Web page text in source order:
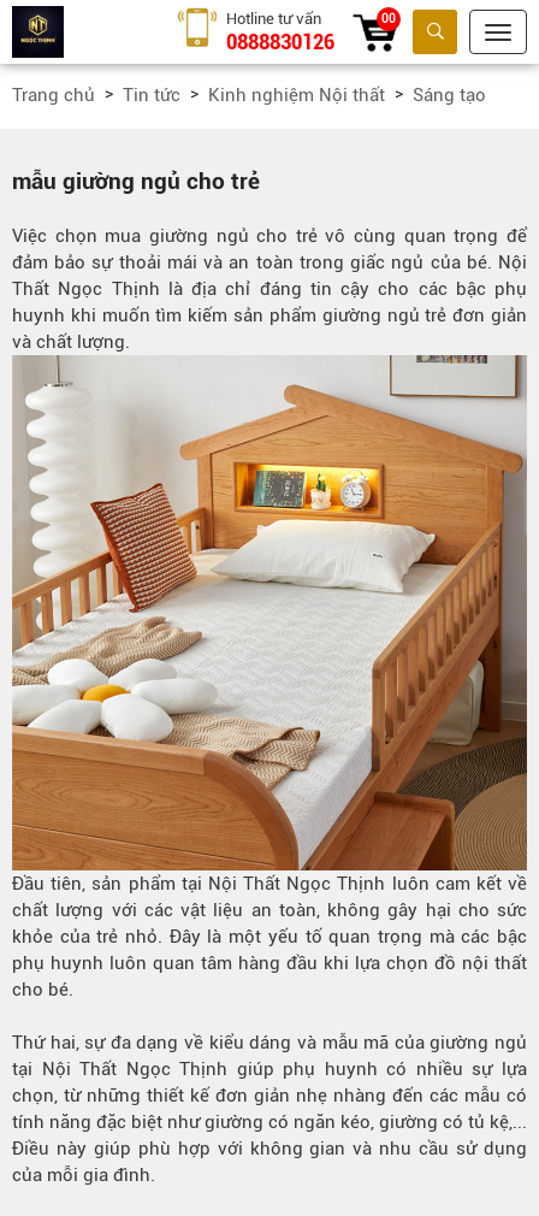
Tìm kiếm
Hotline tư vấn
0888830126
00
Trang chủ Tin tức Kinh nghiệm Nội thất Sáng tạo
mẫu giường ngủ cho trẻ
Việc chọn mua giường ngủ cho trẻ vô cùng quan trọng để
đảm bảo sự thoải mái và an toàn trong giấc ngủ của bé. Nội
Thất Ngọc Thịnh là địa chỉ đáng tin cậy cho các bậc phụ
huynh khi muốn tìm kiếm sản phẩm giường ngủ trẻ đơn giản
và chất lượng.
Đầu tiên, sản phẩm tại Nội Thất Ngọc Thịnh luôn cam kết về
chất lượng với các vật liệu an toàn, không gây hại cho sức
khỏe của trẻ nhỏ. Đây là một yếu tố quan trọng mà các bậc
phụ huynh luôn quan tâm hàng đầu khi lựa chọn đồ nội thất
cho bé.
Thứ hai, sự đa dạng về kiểu dáng và mẫu mã của giường ngủ
tại Nội Thất Ngọc Thịnh giúp phụ huynh có nhiều sự lựa
chọn, từ những thiết kế đơn giản nhẹ nhàng đến các mẫu có
tính năng đặc biệt như giường có ngăn kéo, giường có tủ kệ,...
Điều này giúp phù hợp với không gian và nhu cầu sử dụng
của mỗi gia đình.